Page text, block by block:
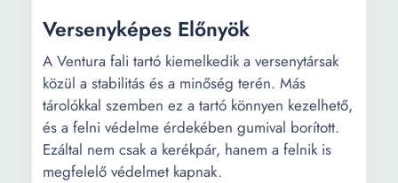
Versenyképes Előnyök
A Ventura fali tartó kiemelkedik a versenytársak
közül a stabilitás és a minőség terén. Más
tárolókkal szemben ez a tartó könnyen kezelhető,
és a felni védelme érdekében gumival borított.
Ezáltal nem csak a kerékpár, hanem a felnik is
megfelelő védelmet kapnak.